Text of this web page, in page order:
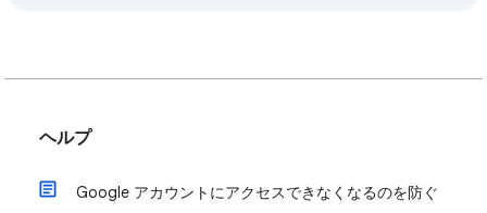
ヘルプ
Google アカウントにアクセスできなくなるのを防ぐ